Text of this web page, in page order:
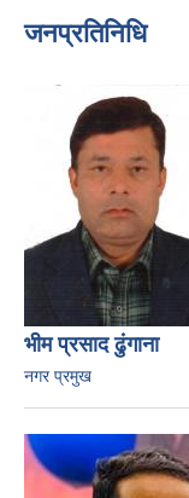
जनप्रतिनिधि
भीम प्रसाद ढुंगाना
नगर प्रमुख